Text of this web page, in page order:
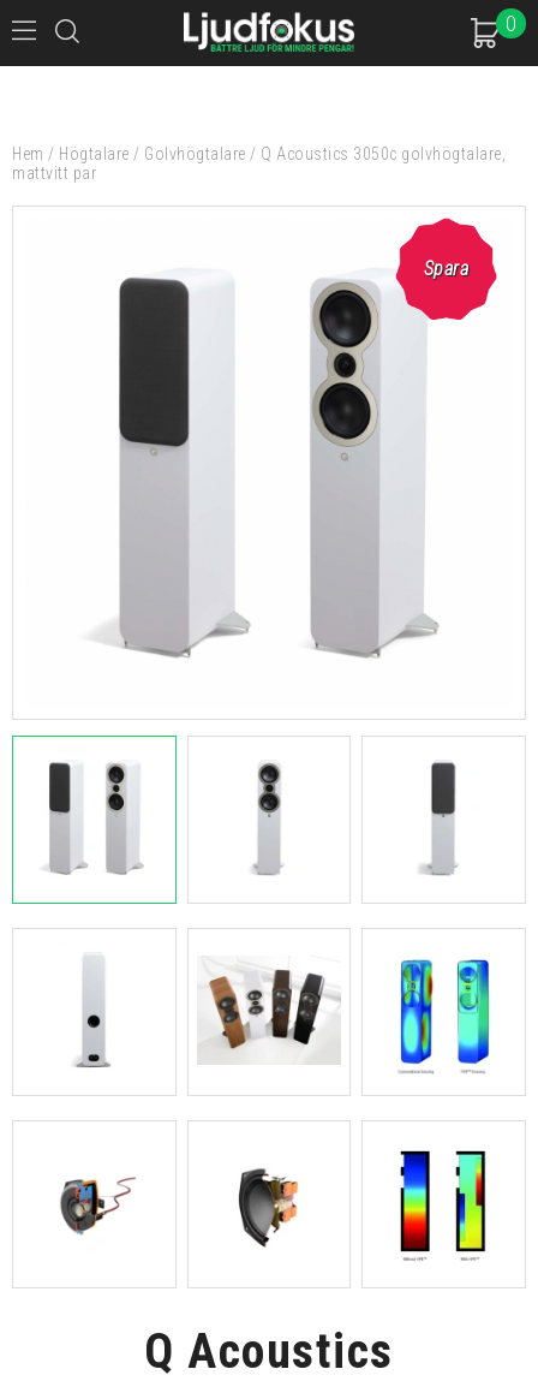
0
Hem / Högtalare / Golvhögtalare / Q Acoustics 3050c golvhögtalare,
mattvitt par
Spara
Q Acoustics